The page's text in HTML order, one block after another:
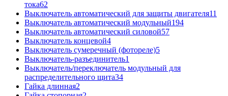
тока62
Выключатель автоматический для защиты двигателя11
Выключатель автоматический модульный194
Выключатель автоматический силовой57
Выключатель концевой4
Выключатель сумеречный (фотореле)5
Выключатель-разъединитель1
Выключатель/переключатель модульный для
распределительного щита34
Гайка длинная2